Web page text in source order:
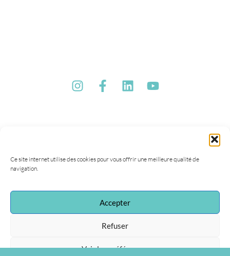
Ce site internet utilise des cookies pour vous offrir une meilleure qualité de
navigation.
Accepter
Refuser
Voir les préférences